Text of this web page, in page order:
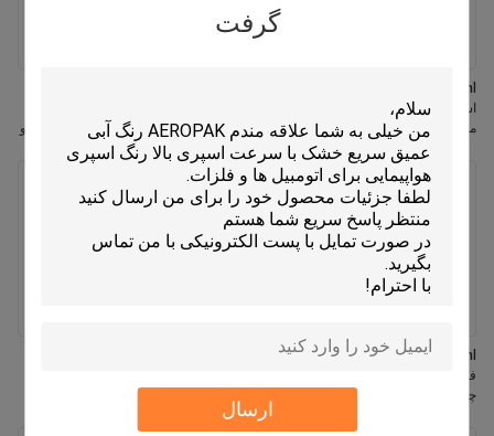
گرفت
ارسال
عطر گل رز برای استفاده در داخل خانه و
ماشین طولانی مدت
استفاده از حذف کننده بو موثر با
ماندگاری طولانی مدت سازگار با محیط
زیست، ایمن برای کودکان، خوشبو کننده
هوا، ایمن برای کودکان
Aeropak 500ml محیط زیست دوستانه
فرش آشپزخانه همه کاره مواد آشپزی
چند سطح پاک کننده سریع بدون